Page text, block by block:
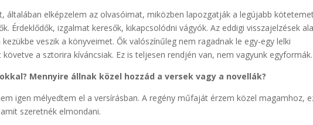
általában elképzelem az olvasóimat, miközben lapozgatják a legújabb
Érdeklődők, izgalmat keresők, kikapcsolódni vágyók. Az eddigi visszajelzések
veszik a könyveimet. Ők valószínűleg nem ragadnak le egy-egy lelki
a sztorira kíváncsiak. Ez is teljesen rendjén van, nem vagyunk egyformák.
Mennyire állnak közel hozzád a versek vagy a novellák?
igen mélyedtem el a versírásban. A regény műfaját érzem közel magamhoz,
szeretnék elmondani.